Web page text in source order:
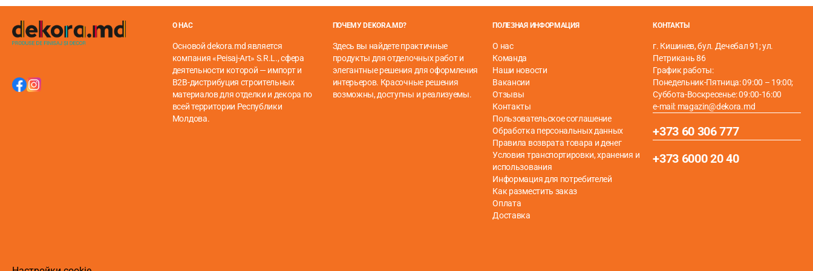
Витые трубы прочнее, чем гладкие, за счет ребер жесткости. Они называютсяRITORTO. Таким образом, самая тонкая, 16-мм труба RITORTO, прекрасно подходит даже для
средне тяжелых штор. А на 19-мм и 25-миллиметровые трубы RITORTO, спокойно можно повесить тяжелые шторы.
Если вы предпочитаете гладкую трубу для тяжелых штор, добавьте
кронштейн для дополнительной поддержки.
О НАС
Основой dekora.md является
компания «Peisaj-Art» S.R.L., сфера
деятельности которой — импорт и
B2B-дистрибуция строительных
материалов для отделки и декора по
всей территории Республики
Молдова.
ПОЧЕМУ DEKORA.MD?
Здесь вы найдете практичные
продукты для отделочных работ и
элегантные решения для оформления
интерьеров. Красочные решения
возможны, доступны и реализуемы.
ПОЛЕЗНАЯ ИНФОРМАЦИЯ
О нас
Команда
Наши новости
Вакансии
Отзывы
Контакты
Пользовательское соглашение
Обработка персональных данных
Правила возврата товара и денег
Условия транспортировки, хранения и
использования
Информация для потребителей
Как разместить заказ
Оплата
Доставка
КОНТАКТЫ
г. Кишинев, бул. Дечебал 91; ул.
Петрикань 86
График работы:
Понедельник-Пятница: 09:00 – 19:00;
Суббота-Воскресенье: 09:00-16:00
e-mail: magazin@dekora.md
+373 60 306 777
+373 6000 20 40